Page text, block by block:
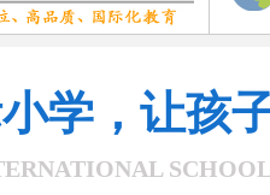
学，让孩